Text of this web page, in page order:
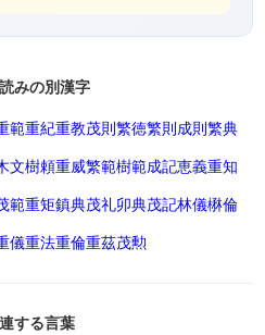
みの別漢字
範重紀重教茂則繁徳繁則成則繁典
文樹頼重威繁範樹範成記恵義重知
範重矩鎮典茂礼卯典茂記林儀楙倫
儀重法重倫重茲茂勲
する言葉